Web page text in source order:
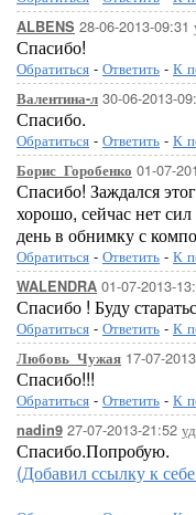
ALBENS 28-06-2013-09:31
Спасибо!
Обратиться - Ответить - К
Валентина-л 30-06-2013-
Спасибо.
Обратиться - Ответить - К
Борис_Горобенко 01-07-
Спасибо! Заждался
хорошо, сейчас нет
день в обнимку с
Обратиться - Ответить - К
WALENDRA 01-07-2013-
Спасибо ! Буду
Обратиться - Ответить - К
Любовь_Чужая 17-07-
Спасибо!!!
Обратиться - Ответить - К
nadin9 27-07-2013-21:52
Спасибо.Попробую.
(Добавил ссылку к